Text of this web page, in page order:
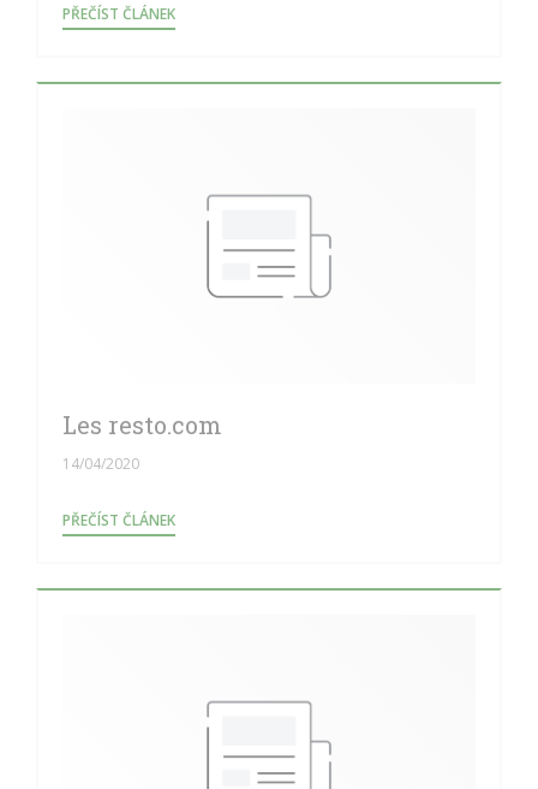
PŘEČÍST ČLÁNEK((OTEVŘE SE V NOVÉM OKNĚ))
Les resto.com
14/04/2020
PŘEČÍST ČLÁNEK((OTEVŘE SE V NOVÉM OKNĚ))